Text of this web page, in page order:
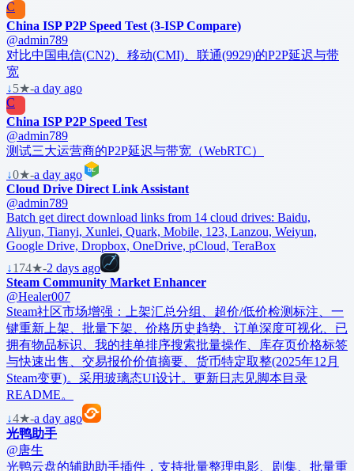
C
China ISP P2P Speed Test (3-ISP Compare)
@admin789
对比中国电信(CN2)、移动(CMI)、联通(9929)的P2P延迟与带
宽
↓5★-a day ago
C
China ISP P2P Speed Test
@admin789
测试三大运营商的P2P延迟与带宽（WebRTC）
↓0★-a day ago
Cloud Drive Direct Link Assistant
@admin789
Batch get direct download links from 14 cloud drives: Baidu,
Aliyun, Tianyi, Xunlei, Quark, Mobile, 123, Lanzou, Weiyun,
Google Drive, Dropbox, OneDrive, pCloud, TeraBox
↓174★-2 days ago
Steam Community Market Enhancer
@Healer007
Steam社区市场增强：上架汇总分组、超价/低价检测标注、一
键重新上架、批量下架、价格历史趋势、订单深度可视化、已
拥有物品标识、我的挂单排序搜索批量操作、库存页价格标签
与快速出售、交易报价价值摘要、货币特定取整(2025年12月
Steam变更)。采用玻璃态UI设计。更新日志见脚本目录
README。
↓4★-a day ago
光鸭助手
@唐生
光鸭云盘的辅助助手插件，支持批量整理电影、剧集、批量重